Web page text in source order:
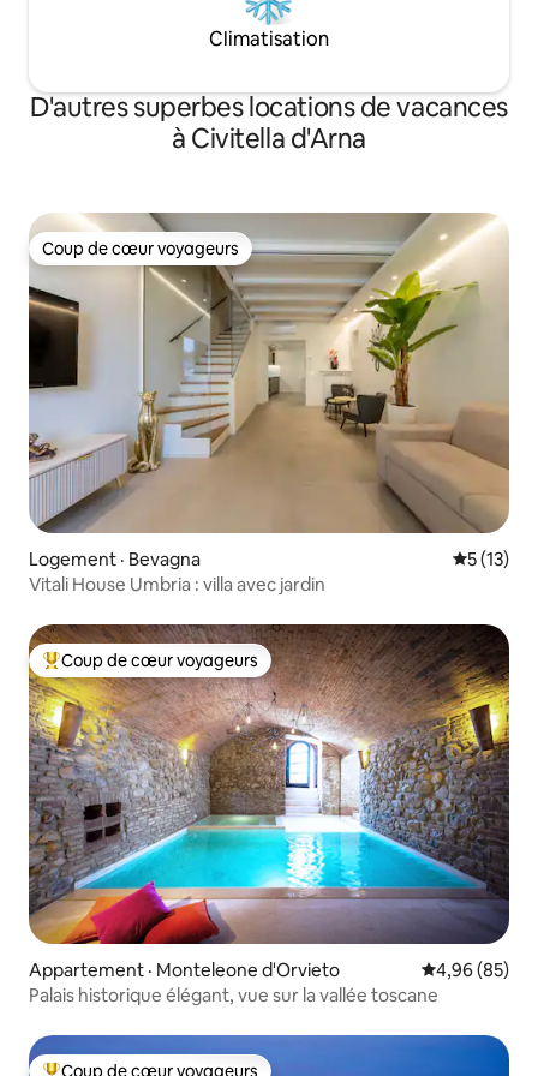
Climatisation
D'autres superbes locations de vacances
à Civitella d'Arna
Coup de cœur voyageurs
Coup de cœur voyageurs
Logement · Bevagna Note
5 (13)
Vitali House Umbria : villa avec jardin
Coup de cœur voyageurs parmi les plus aimés
Coup de cœur voyageurs
Appartement · Monteleone d'Orvieto Note
4,96 (85)
Palais historique élégant, vue sur la vallée toscane
Coup de cœur voyageurs